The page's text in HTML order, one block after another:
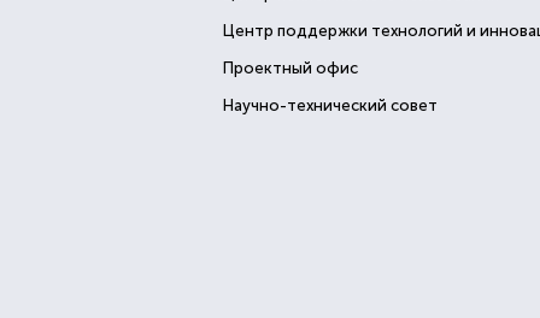
Центр поддержки технологий и
Проектный офис
Научно-технический совет